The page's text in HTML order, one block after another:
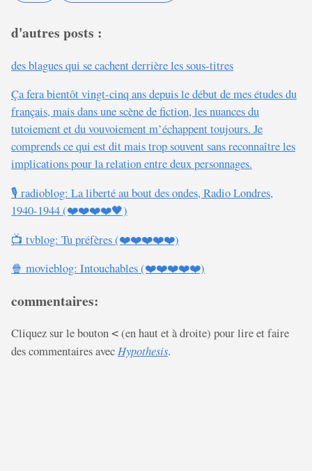
d'autres posts :
des blagues qui se cachent derrière les sous-titres
Ça fera bientôt vingt-cinq ans depuis le début de mes études du
français, mais dans une scène de fiction, les nuances du
tutoiement et du vouvoiement m’échappent toujours. Je
comprends ce qui est dit mais trop souvent sans reconnaître les
implications pour la relation entre deux personnages.
🎙️ radioblog: La liberté au bout des ondes, Radio Londres,
1940-1944 (❤️❤️❤️❤️🖤)
📺 tvblog: Tu préfères (❤️❤️❤️❤️❤️)
🍿 movieblog: Intouchables (❤️❤️❤️❤️❤️)
commentaires:
Cliquez sur le bouton < (en haut et à droite) pour lire et faire
des commentaires avec Hypothesis.